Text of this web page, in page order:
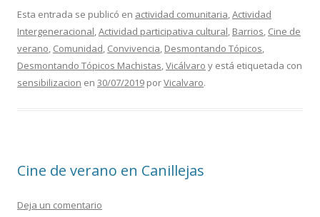
e
b
o
o
itt
er
ai
l
m
p
ar
ti
Esta entrada se publicó en actividad comunitaria,Actividad
Intergeneracional,Actividad participativa cultural, Barrios, Cine de
verano, Comunidad, Convivencia, Desmontando Tópicos,
Desmontando Tópicos Machistas,Vicálvaro y está etiquetada con
sensibilizacion en 30/07/2019 porVicalvaro.
Cine de verano en Canillejas
Deja un comentario